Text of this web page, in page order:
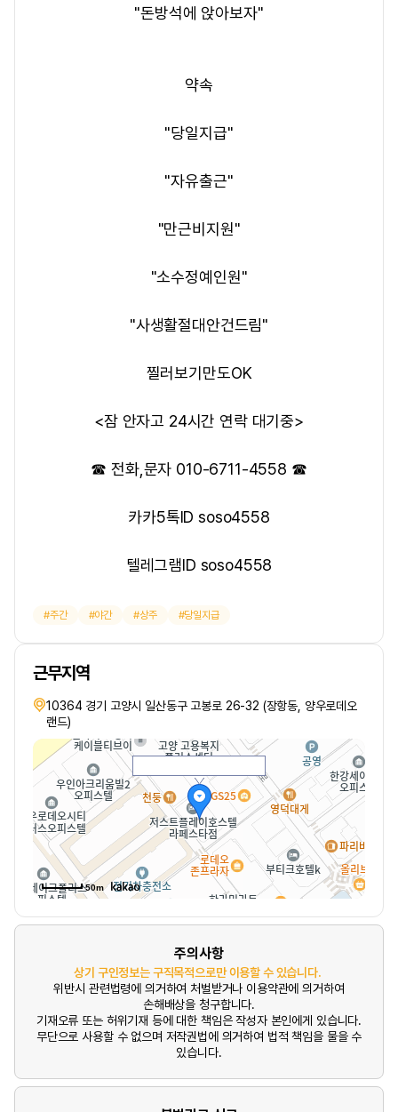
"돈방석에 앉아보자"
​약속​
"당일지급"
"자유출근"
"만근비지원"
"소수정예인원"
"사생활절대안건드림"
​찔러보기만도OK
<잠 안자고 24시간 연락 대기중>
☎ 전화,문자 010-6711-4558 ☎
카카5톡ID soso4558
텔레그램ID soso4558
주간 야간 상주 당일지급
근무지역
10364 경기 고양시 일산동구 고봉로 26-32 (장항동, 양우로데오
랜드)
50m
주의사항
상기 구인정보는 구직목적으로만 이용할 수 있습니다.
위반시 관련법령에 의거하여 처벌받거나 이용약관에 의거하여
손해배상을 청구합니다.
기재오류 또는 허위기재 등에 대한 책임은 작성자 본인에게 있습니다.
무단으로 사용할 수 없으며 저작권법에 의거하여 법적 책임을 물을 수
있습니다.